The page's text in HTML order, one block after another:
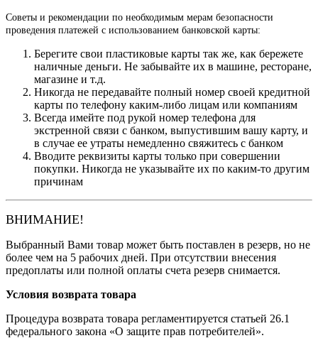
Советы и рекомендации по необходимым мерам безопасности
проведения платежей с использованием банковской карты:
Берегите свои пластиковые карты так же, как бережете
наличные деньги. Не забывайте их в машине, ресторане,
магазине и т.д.
Никогда не передавайте полный номер своей кредитной
карты по телефону каким-либо лицам или компаниям
Всегда имейте под рукой номер телефона для
экстренной связи с банком, выпустившим вашу карту, и
в случае ее утраты немедленно свяжитесь с банком
Вводите реквизиты карты только при совершении
покупки. Никогда не указывайте их по каким-то другим
причинам
ВНИМАНИЕ!
Выбранный Вами товар может быть поставлен в резерв, но не
более чем на 5 рабочих дней. При отсутствии внесения
предоплаты или полной оплаты счета резерв снимается.
Условия возврата товара
Процедура возврата товара регламентируется статьей 26.1
федерального закона «О защите прав потребителей».